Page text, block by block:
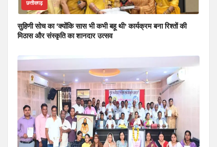
छत्तीसगढ़
सुहिणी सोच का ‘क्योंकि सास भी कभी बहू थी’ कार्यक्रम बना रिश्तों की
मिठास और संस्कृति का शानदार उत्सव